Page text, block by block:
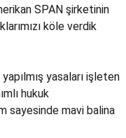
SPAN şirketinin
köle verdik
yasaları işleten
hukuk
sayesinde mavi balina